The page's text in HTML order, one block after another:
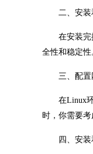
二、安装
在安装完操
全性和稳定性
三、配置
在Linux环
时，你需要
四、安装